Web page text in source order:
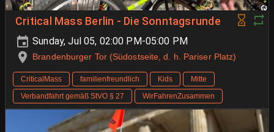
Critical Mass Berlin - Die Sonntagsrunde
Sunday, Jul 05, 02:00 PM-05:00 PM
Brandenburger Tor (Südostseite, d. h. Pariser Platz)
CriticalMass familienfreundlich Kids
Mitte
Verbandfahrt gemäß StVO § 27
WirFahrenZusammen